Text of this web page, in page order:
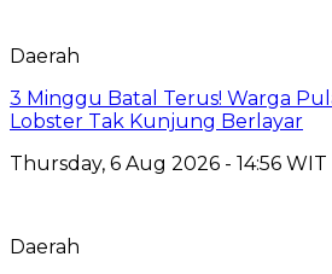
Daerah
3 Minggu Batal Terus! Warga
Lobster Tak Kunjung Berlayar
Thursday, 6 Aug 2026 - 14:56 WIT
Daerah